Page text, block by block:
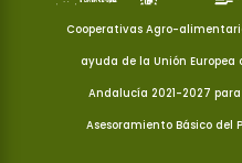
Cooperativas Agro-
ayuda de la Unión Europea
Andalucía 2021-2027
Asesoramiento Básico del